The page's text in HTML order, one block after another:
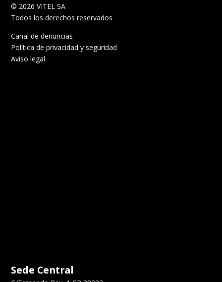
© 2026 VITEL SA
Todos los derechos reservados
Canal de denuncias
Política de privacidad y seguridad
Aviso legal
Sede Central